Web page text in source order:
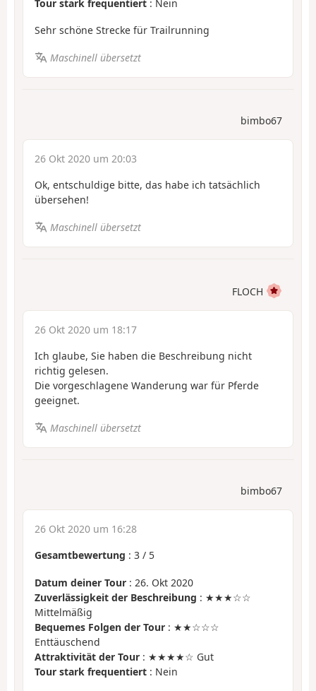
Tour stark frequentiert : Nein
Sehr schöne Strecke für Trailrunning
Maschinell übersetzt
bimbo67
26 Okt 2020 um 20:03
Ok, entschuldige bitte, das habe ich tatsächlich
übersehen!
Maschinell übersetzt
FLOCH
26 Okt 2020 um 18:17
Ich glaube, Sie haben die Beschreibung nicht
richtig gelesen.
Die vorgeschlagene Wanderung war für Pferde
geeignet.
Maschinell übersetzt
bimbo67
26 Okt 2020 um 16:28
Gesamtbewertung : 3 / 5
Datum deiner Tour : 26. Okt 2020
Zuverlässigkeit der Beschreibung : ★★★☆☆
Mittelmäßig
Bequemes Folgen der Tour : ★★☆☆☆
Enttäuschend
Attraktivität der Tour : ★★★★☆ Gut
Tour stark frequentiert : Nein